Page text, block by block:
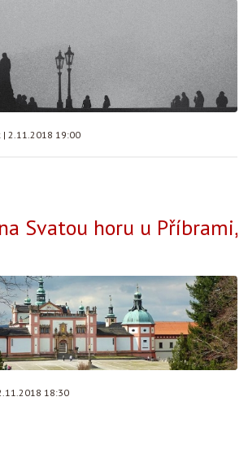
| 2.11.2018 19:00
Svatou horu u Příbrami,
18:30